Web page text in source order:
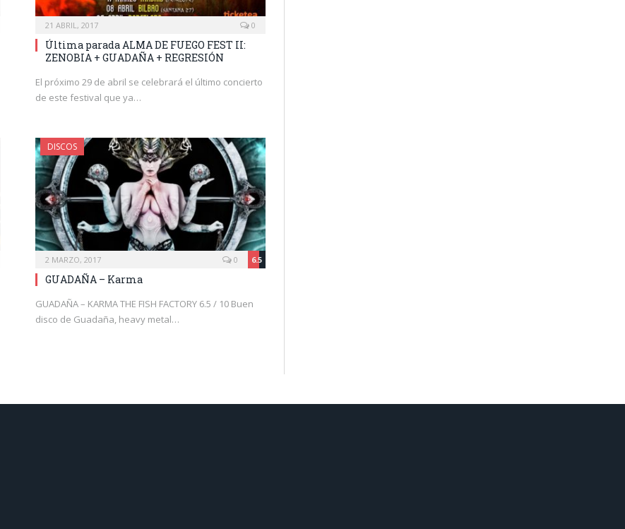
21 ABRIL, 2017 0
Última parada ALMA DE FUEGO FEST II:
ZENOBIA + GUADAÑA + REGRESIÓN
El próximo 29 de abril se celebrará el último concierto
de este festival que ya…
DISCOS
2 MARZO, 2017 6.5
0
GUADAÑA – Karma
GUADAÑA – KARMA THE FISH FACTORY 6.5 / 10 Buen
disco de Guadaña, heavy metal…